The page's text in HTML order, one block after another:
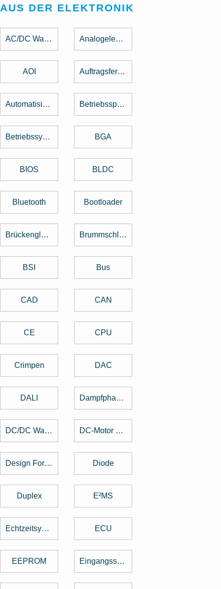
AUS DER ELEKTRONIK
AC/DC Wandler Analogelektronik
AOI Auftragsfertigung
Automatisierung Betriebsspannung
Betriebssystem BGA
BIOS BLDC
Bluetooth Bootloader
Brückengleichrichter Brummschleifen
BSI Bus
CAD CAN
CE CPU
Crimpen DAC
DALI Dampfphasenlöten
DC/DC Wandler DC-Motor brushed
Design For Manufacturing Diode
Duplex E²MS
Echtzeitsystem ECU
EEPROM Eingangsspannung